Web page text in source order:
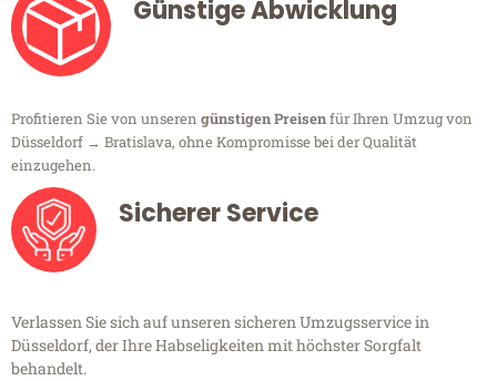
Günstige Abwicklung
Profitieren Sie von unseren günstigen Preisenfür Ihren Umzug von
Düsseldorf → Bratislava, ohne Kompromisse bei der Qualität
einzugehen.
Sicherer Service
Verlassen Sie sich auf unseren sicheren Umzugsservice in
Düsseldorf, der Ihre Habseligkeiten mit höchster Sorgfalt
behandelt.